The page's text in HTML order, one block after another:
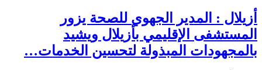
أزيلال : المدير الجهوي للصحة يزور
المستشفى الإقليمي بأزيلال ويشيد
بالمجهودات المبذولة لتحسين الخدمات…